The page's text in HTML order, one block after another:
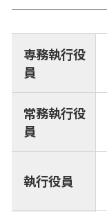
専務執行役
員
常務執行役
員
執行役員